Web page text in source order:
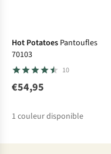
Hot Potatoes Pantoufles
70103
10
€54,95
1 couleur disponible